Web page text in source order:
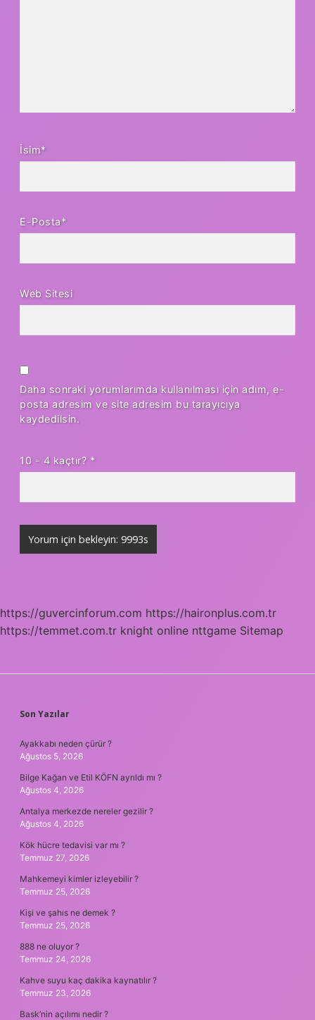
İsim*
E-Posta*
Web Sitesi
Daha sonraki yorumlarımda kullanılması için adım, e-
posta adresim ve site adresim bu tarayıcıya
kaydedilsin.
10 - 4 kaçtır? *
https://guvercinforum.com https://haironplus.com.tr
https://temmet.com.tr knight online nttgame Sitemap
SIDEBAR
Son Yazılar
Ayakkabı neden çürür ?
Ağustos 5, 2026
Bilge Kağan ve Etil KÖFN ayrıldı mı ?
Ağustos 4, 2026
Antalya merkezde nereler gezilir ?
Ağustos 4, 2026
Kök hücre tedavisi var mı ?
Temmuz 27, 2026
Mahkemeyi kimler izleyebilir ?
Temmuz 25, 2026
Kişi ve şahıs ne demek ?
Temmuz 25, 2026
888 ne oluyor ?
Temmuz 24, 2026
Kahve suyu kaç dakika kaynatılır ?
Temmuz 23, 2026
Bask’nin açılımı nedir ?